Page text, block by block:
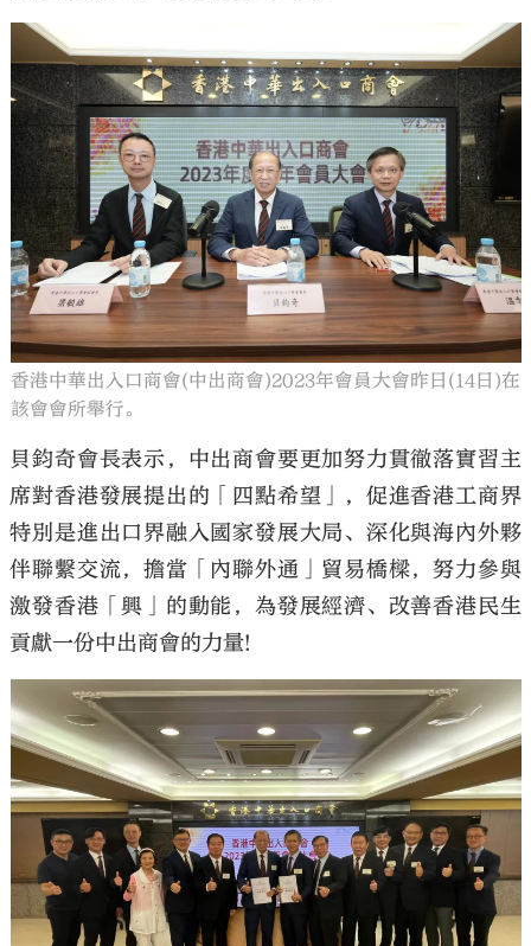
香港中華出入口商會(中出商會)2023年會員大會昨日(14日)在
該會會所舉行。
貝鈞奇會長表示，中出商會要更加努力貫徹落實習主
席對香港發展提出的「四點希望」，促進香港工商界
特別是進出口界融入國家發展大局、深化與海內外夥
伴聯繫交流，擔當「內聯外通」貿易橋樑，努力參與
激發香港「興」的動能，為發展經濟、改善香港民生
貢獻一份中出商會的力量!